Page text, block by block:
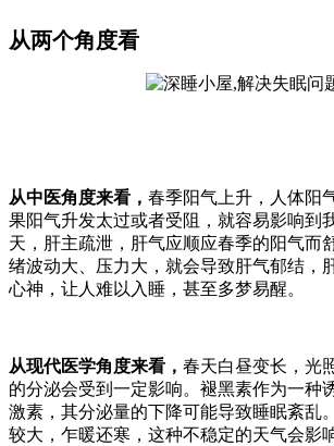
从两个角度看
从中医角度来看， 春季阳气上升，人体阳
果阳气升发太过或者受阻，就容易影响到
天，肝主疏泄，肝气应顺应春季的阳气而
绪波动大、压力大，就会导致肝气郁结，
心神，让人难以入睡，甚至多梦易醒。
从现代医学角度来看， 春天白昼变长，光
的分泌会受到一定影响。褪黑素作为一种
激素，其分泌量的下降可能导致睡眠紊乱
较大，乍暖还寒，这种不稳定的天气会影